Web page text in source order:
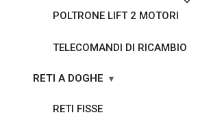
POLTRONE LIFT 2 MOTORI
TELECOMANDI DI RICAMBIO
RETI A DOGHE
RETI FISSE